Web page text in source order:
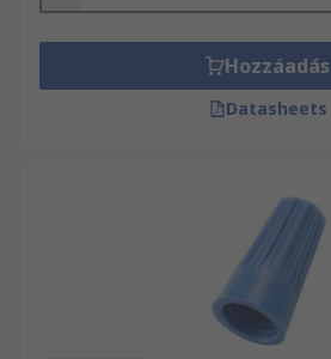
Hozzáadás
Datasheets